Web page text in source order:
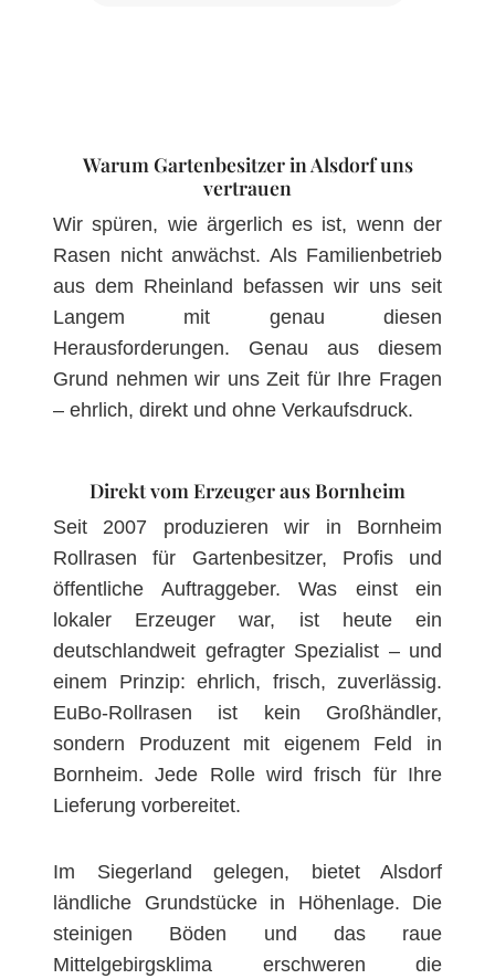
Warum Gartenbesitzer in Alsdorf uns
vertrauen
Wir spüren, wie ärgerlich es ist, wenn der
Rasen nicht anwächst. Als Familienbetrieb
aus dem Rheinland befassen wir uns seit
Langem mit genau diesen
Herausforderungen. Genau aus diesem
Grund nehmen wir uns Zeit für Ihre Fragen
– ehrlich, direkt und ohne Verkaufsdruck.
Direkt vom Erzeuger aus Bornheim
Seit 2007 produzieren wir in Bornheim
Rollrasen für Gartenbesitzer, Profis und
öffentliche Auftraggeber. Was einst ein
lokaler Erzeuger war, ist heute ein
deutschlandweit gefragter Spezialist – und
einem Prinzip: ehrlich, frisch, zuverlässig.
EuBo-Rollrasen ist kein Großhändler,
sondern Produzent mit eigenem Feld in
Bornheim. Jede Rolle wird frisch für Ihre
Lieferung vorbereitet.
Im Siegerland gelegen, bietet Alsdorf
ländliche Grundstücke in Höhenlage. Die
steinigen Böden und das raue
Mittelgebirgsklima erschweren die